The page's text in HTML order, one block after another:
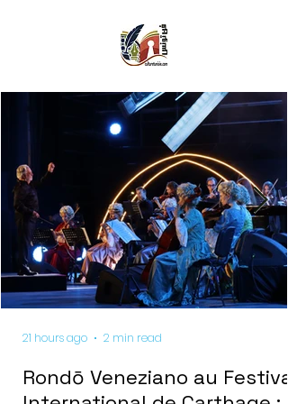
Rondō Veneziano au Festival
21 hours ago 2 min read